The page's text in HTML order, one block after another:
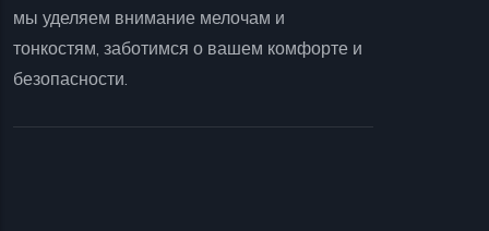
мы уделяем внимание мелочам и
тонкостям, заботимся о вашем комфорте и
безопасности.